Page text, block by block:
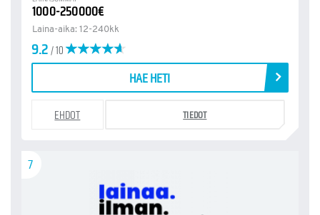
1000-250000€
Laina-aika: 12-240kk
9.2/ 10
HAE HETI
EHDOT TIEDOT
7